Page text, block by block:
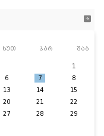
ხუთ პარ შაბ
1
6 7
8
13 14
15
20 21
22
27 28
29